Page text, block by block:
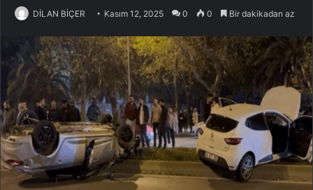
DİLAN BİÇER Kasım 12, 2025 0 0 Bir dakikadan az